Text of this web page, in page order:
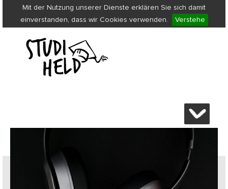
Mit der Nutzung unserer Dienste erklären Sie sich damit
einverstanden, dass wir Cookies verwenden.
Verstehe